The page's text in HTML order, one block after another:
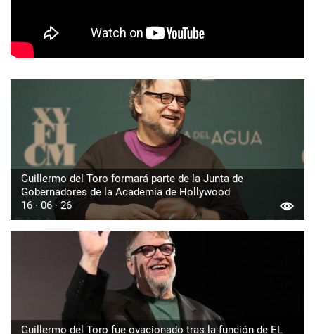
Guillermo del Toro formará parte de la Junta de
Gobernadores de la Academia de Hollywood
16 · 06 · 26
Guillermo del Toro fue ovacionado tras la función de EL